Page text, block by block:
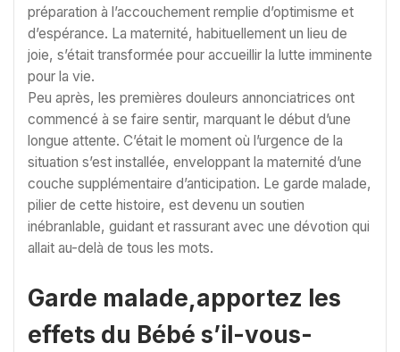
préparation à l’accouchement remplie d’optimisme et
d’espérance. La maternité, habituellement un lieu de
joie, s’était transformée pour accueillir la lutte imminente
pour la vie.
Peu après, les premières douleurs annonciatrices ont
commencé à se faire sentir, marquant le début d’une
longue attente. C’était le moment où l’urgence de la
situation s’est installée, enveloppant la maternité d’une
couche supplémentaire d’anticipation. Le garde malade,
pilier de cette histoire, est devenu un soutien
inébranlable, guidant et rassurant avec une dévotion qui
allait au-delà de tous les mots.
Garde malade,apportez les
effets du Bébé s’il-vous-